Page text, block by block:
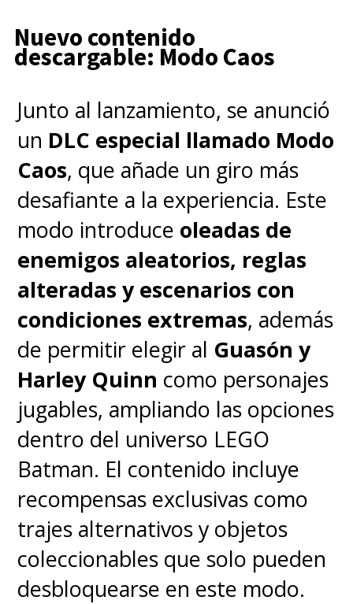
Nuevo contenido
descargable: Modo Caos
Junto al lanzamiento, se anunció
un DLC especial llamado Modo
Caos, que añade un giro más
desafiante a la experiencia. Este
modo introduce oleadas de
enemigos aleatorios, reglas
alteradas y escenarios con
condiciones extremas, además
de permitir elegir al Guasón y
Harley Quinn como personajes
jugables, ampliando las opciones
dentro del universo LEGO
Batman. El contenido incluye
recompensas exclusivas como
trajes alternativos y objetos
coleccionables que solo pueden
desbloquearse en este modo.